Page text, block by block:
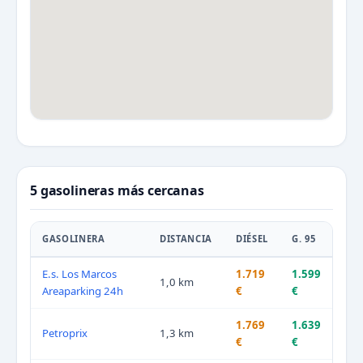
5 gasolineras más cercanas
GASOLINERA DISTANCIA DIÉSEL G. 95
E.s. Los Marcos
Areaparking 24h
1,0 km
1.719
€
1.599
€
Petroprix 1,3 km
1.769
€
1.639
€